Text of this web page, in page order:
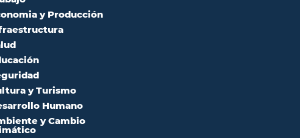
y Producción
y Turismo
Humano
y Cambio